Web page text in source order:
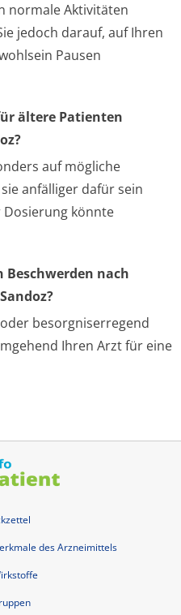
normale Aktivitäten
jedoch darauf, auf Ihren
Pausen
ältere Patienten
auf mögliche
anfälliger dafür sein
Dosierung könnte
nach
besorgniserregend
Ihren Arzt für eine
des Arzneimittels